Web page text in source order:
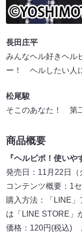
長田庄平
みんなヘル好きヘル
ー！ ヘルしたい人
松尾駿
そこのあなた！ 第
商品概要
『ヘルピポ！使いや
発売日：11月22日
コンテンツ概要：1
購入方法：「LINE
は「LINE STORE」
価格：120円(税込)